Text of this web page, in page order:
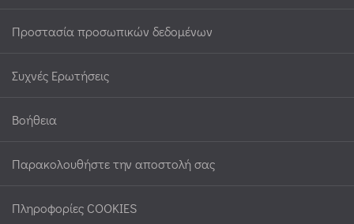
Προστασία προσωπικών δεδομένων
Συχνές Ερωτήσεις
Βοήθεια
Παρακολουθήστε την αποστολή σας
Πληροφορίες COOKIES